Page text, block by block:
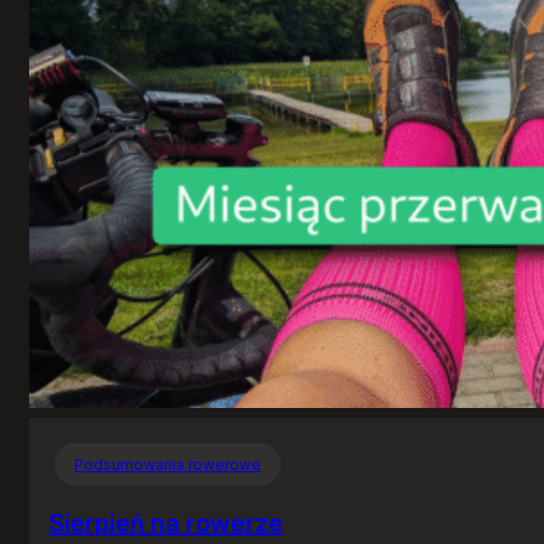
Podsumowania rowerowe
Sierpień na rowerze